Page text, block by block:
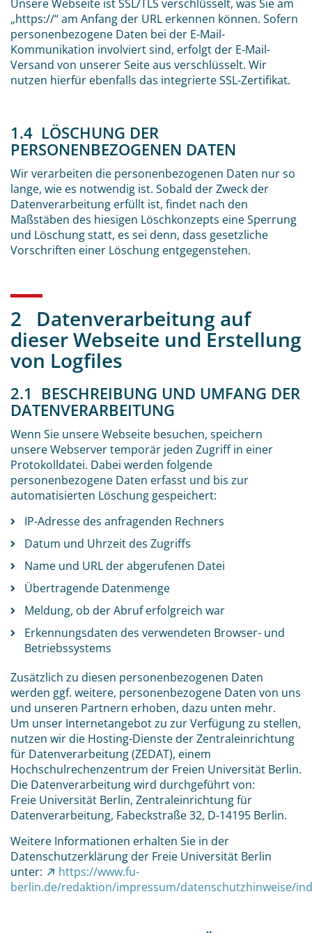
Unsere Webseite ist SSL/TLS verschlüsselt, was Sie am
„https://“ am Anfang der URL erkennen können. Sofern
personenbezogene Daten bei der E-Mail-
Kommunikation involviert sind, erfolgt der E-Mail-
Versand von unserer Seite aus verschlüsselt. Wir
nutzen hierfür ebenfalls das integrierte SSL-Zertifikat.
1.4 LÖSCHUNG DER
PERSONENBEZOGENEN DATEN
Wir verarbeiten die personenbezogenen Daten nur so
lange, wie es notwendig ist. Sobald der Zweck der
Datenverarbeitung erfüllt ist, findet nach den
Maßstäben des hiesigen Löschkonzepts eine Sperrung
und Löschung statt, es sei denn, dass gesetzliche
Vorschriften einer Löschung entgegenstehen.
2 Datenverarbeitung auf
dieser Webseite und Erstellung
von Logfiles
2.1 BESCHREIBUNG UND UMFANG DER
DATENVERARBEITUNG
Wenn Sie unsere Webseite besuchen, speichern
unsere Webserver temporär jeden Zugriff in einer
Protokolldatei. Dabei werden folgende
personenbezogene Daten erfasst und bis zur
automatisierten Löschung gespeichert:
IP-Adresse des anfragenden Rechners
Datum und Uhrzeit des Zugriffs
Name und URL der abgerufenen Datei
Übertragende Datenmenge
Meldung, ob der Abruf erfolgreich war
Erkennungsdaten des verwendeten Browser- und
Betriebssystems
Zusätzlich zu diesen personenbezogenen Daten
werden ggf. weitere, personenbezogene Daten von uns
und unseren Partnern erhoben, dazu unten mehr.
Um unser Internetangebot zu zur Verfügung zu stellen,
nutzen wir die Hosting-Dienste der Zentraleinrichtung
für Datenverarbeitung (ZEDAT), einem
Hochschulrechenzentrum der Freien Universität Berlin.
Die Datenverarbeitung wird durchgeführt von:
Freie Universität Berlin, Zentraleinrichtung für
Datenverarbeitung, Fabeckstraße 32, D-14195 Berlin.
Weitere Informationen erhalten Sie in der
Datenschutzerklärung der Freie Universität Berlin
unter:
https://www.fu-
berlin.de/redaktion/impressum/datenschutzhinweise/